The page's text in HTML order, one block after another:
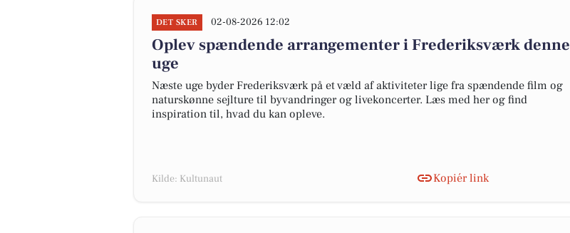
DET SKER 02-08-2026 12:02
Oplev spændende arrangementer i Frederiksværk denne
uge
Næste uge byder Frederiksværk på et væld af aktiviteter lige fra spændende film og
naturskønne sejlture til byvandringer og livekoncerter. Læs med her og find
inspiration til, hvad du kan opleve.
Kilde: Kultunaut Kopiér link